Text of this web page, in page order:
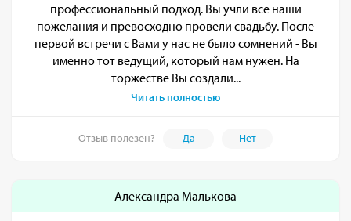
профессиональный подход. Вы учли все наши
пожелания и превосходно провели свадьбу. После
первой встречи с Вами у нас не было сомнений - Вы
именно тот ведущий, который нам нужен. На
торжестве Вы создали...
Читать полностью
Отзыв полезен? Да Нет
Александра Малькова